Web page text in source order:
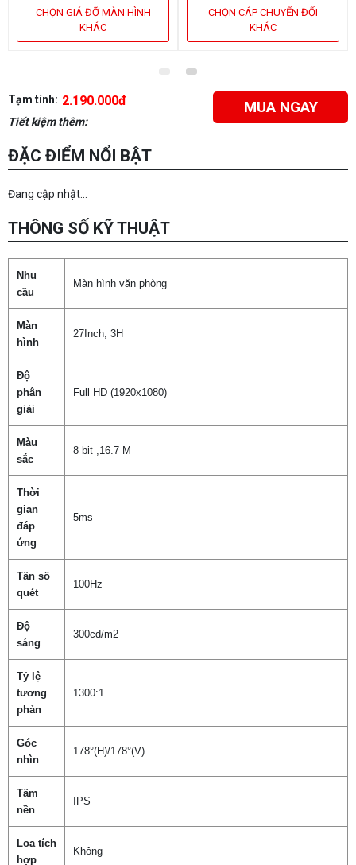
CHỌN GIÁ ĐỠ MÀN HÌNH
KHÁC
CHỌN CÁP CHUYỂN ĐỔI
KHÁC
Tạm tính: 2.190.000đ
Tiết kiệm thêm:
MUA NGAY
ĐẶC ĐIỂM NỔI BẬT
Đang cập nhật...
THÔNG SỐ KỸ THUẬT
Nhu
cầu
Màn hình văn phòng
Màn
hình
27Inch, 3H
Độ
phân
giải
Full HD (1920x1080)
Màu
sắc
8 bit ,16.7 M
Thời
gian
đáp
ứng
5ms
Tần số
quét
100Hz
Độ
sáng
300cd/m2
Tỷ lệ
tương
phản
1300:1
Góc
nhìn
178°(H)/178°(V)
Tấm
nền
IPS
Loa tích
hợp
Không